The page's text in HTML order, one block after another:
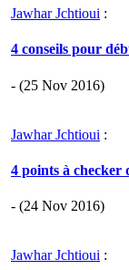
Jawhar Jchtioui :
4 conseils pour
- (25 Nov 2016)
Jawhar Jchtioui :
4 points à checker
- (24 Nov 2016)
Jawhar Jchtioui :